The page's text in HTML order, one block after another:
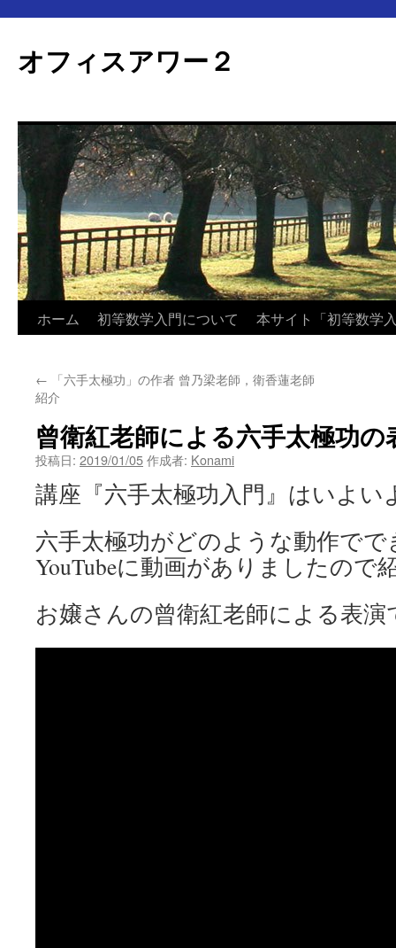
オフィスアワー２
テ
ツ
へ
キ
プ
ホーム 初等数学入門について 本サイト「初等数学
← 「六手太極功」の作者 曾乃梁老師，衛香蓮老師
紹介
曾衛紅老師による六手太極功の
投稿日: 2019/01/05作成者: Konami
講座『六手太極功入門』はいよい
六手太極功がどのような動作で
YouTubeに動画がありましたので
お嬢さんの曾衛紅老師による表演